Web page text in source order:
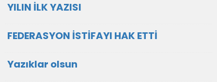
YILIN İLK YAZISI
FEDERASYON İSTİFAYI HAK ETTİ
Yazıklar olsun